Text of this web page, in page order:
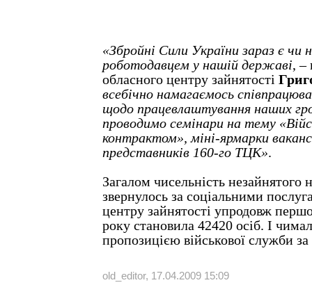
«Збройні Сили України зараз є чи
роботодавцем у нашій державі, –
обласного центру зайнятості
всебічно намагаємось
щодо працевлаштування наших
проводимо семінари на тему
контрактом», міні-ярмарки
представників 160-го ТЦК».
Загалом чисельність незайнятого
звернулось за соціальними
центру зайнятості упродовж
року становила 42420 осіб. І
пропозицією військової служби
old_editor, 17.04.2009 15:09